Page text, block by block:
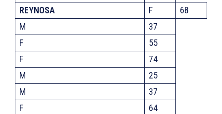
REYNOSA
F
68
M
37
F
55
F
74
M
25
M
37
F
64